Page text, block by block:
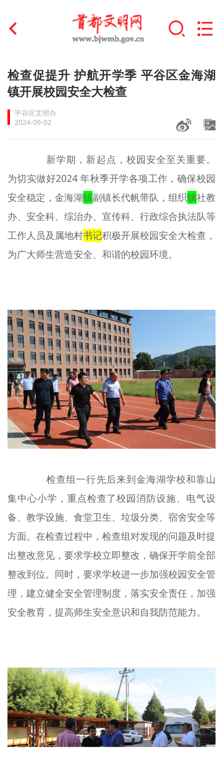
首页
文明创建
文明实践
未成年人思想道德建设
榜样人物
+
身边好人
文明评论
北京宣传文化引导基金
专题
资料库
检查促提升 护航开学季 平谷区金海湖
镇开展校园安全大检查
平谷区文明办
2024-09-02
新学期，新起点，校园安全至关重要。
为切实做好2024 年秋季开学各项工作，确保校园
安全稳定，金海湖镇副镇长代帆带队，组织镇社教
办、安全科、综治办、宣传科、行政综合执法队等
工作人员及属地村书记积极开展校园安全大检查，
为广大师生营造安全、和谐的校园环境。
检查组一行先后来到金海湖学校和靠山
集中心小学，重点检查了校园消防设施、电气设
备、教学设施、食堂卫生、垃圾分类、宿舍安全等
方面。在检查过程中，检查组对发现的问题及时提
出整改意见，要求学校立即整改，确保开学前全部
整改到位。同时，要求学校进一步加强校园安全管
理，建立健全安全管理制度，落实安全责任，加强
安全教育，提高师生安全意识和自我防范能力。